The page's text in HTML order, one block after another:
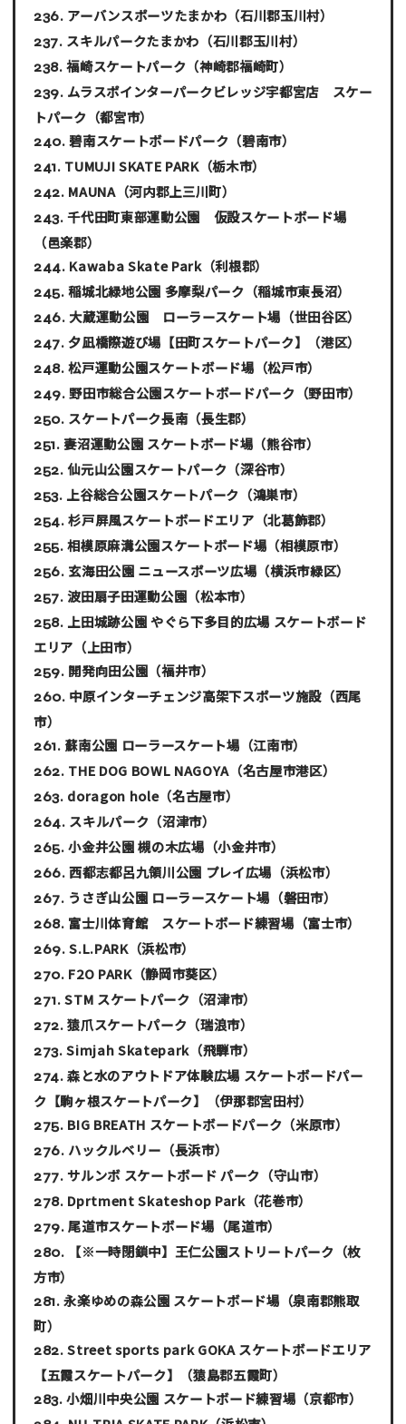
アーバンスポーツたまかわ （石川郡玉川村）
スキルパークたまかわ （石川郡玉川村）
福崎スケートパーク （神崎郡福崎町）
ムラスポインターパークビレッジ宇都宮店 スケー
トパーク （都宮市）
碧南スケートボードパーク （碧南市）
TUMUJI SKATE PARK（栃木市）
MAUNA（河内郡上三川町）
千代田町東部運動公園 仮設スケートボード場
（邑楽郡）
Kawaba Skate Park（利根郡）
稲城北緑地公園 多摩梨パーク （稲城市東長沼）
大蔵運動公園 ローラースケート場 （世田谷区）
夕凪橋際遊び場【田町スケートパーク】
（港区）
松戸運動公園スケートボード場 （松戸市）
野田市総合公園スケートボードパーク （野田市）
スケートパーク長南（長生郡）
妻沼運動公園 スケートボード場 （熊谷市）
仙元山公園スケートパーク （深谷市）
上谷総合公園スケートパーク （鴻巣市）
杉戸屏風スケートボードエリア （北葛飾郡）
相模原麻溝公園スケートボード場 （相模原市）
玄海田公園 ニュースポーツ広場 （横浜市緑区）
波田扇子田運動公園 （松本市）
上田城跡公園 やぐら下多目的広場 スケートボード
エリア （上田市）
開発向田公園 （福井市）
中原インターチェンジ高架下スポーツ施設 （西尾
市）
蘇南公園 ローラースケート場 （江南市）
THE DOG BOWL NAGOYA （名古屋市港区）
doragon hole（名古屋市）
スキルパーク （沼津市）
小金井公園 槻の木広場 （小金井市）
西都志都呂九領川公園 プレイ広場 （浜松市）
うさぎ山公園 ローラースケート場 （磐田市）
富士川体育館 スケートボード練習場 （富士市）
S.L.PARK（浜松市）
F2O PARK（静岡市葵区）
STM スケートパーク （沼津市）
猿爪スケートパーク （瑞浪市）
Simjah Skatepark （飛騨市）
森と水のアウトドア体験広場 スケートボードパー
ク【駒ヶ根スケートパーク】
（伊那郡宮田村）
BIG BREATH スケートボードパーク （米原市）
ハックルベリー （長浜市）
サルンボ スケートボード パーク （守山市）
Dprtment Skateshop Park（花巻市）
尾道市スケートボード場 （尾道市）
【※一時閉鎖中】王仁公園ストリートパーク （枚
方市）
永楽ゆめの森公園 スケートボード場 （泉南郡熊取
町）
Street sports park GOKA スケートボードエリア
【五霞スケートパーク】
（猿島郡五霞町）
小畑川中央公園 スケートボード練習場 （京都市）